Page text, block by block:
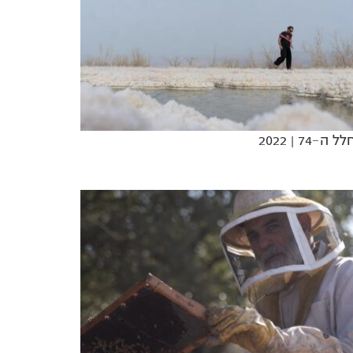
ה-74 | 2022